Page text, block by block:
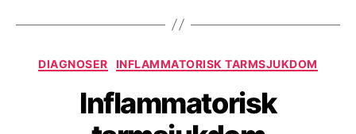
Kategorier
DIAGNOSER INFLAMMATORISK TARMSJUKDOM
Inflammatorisk